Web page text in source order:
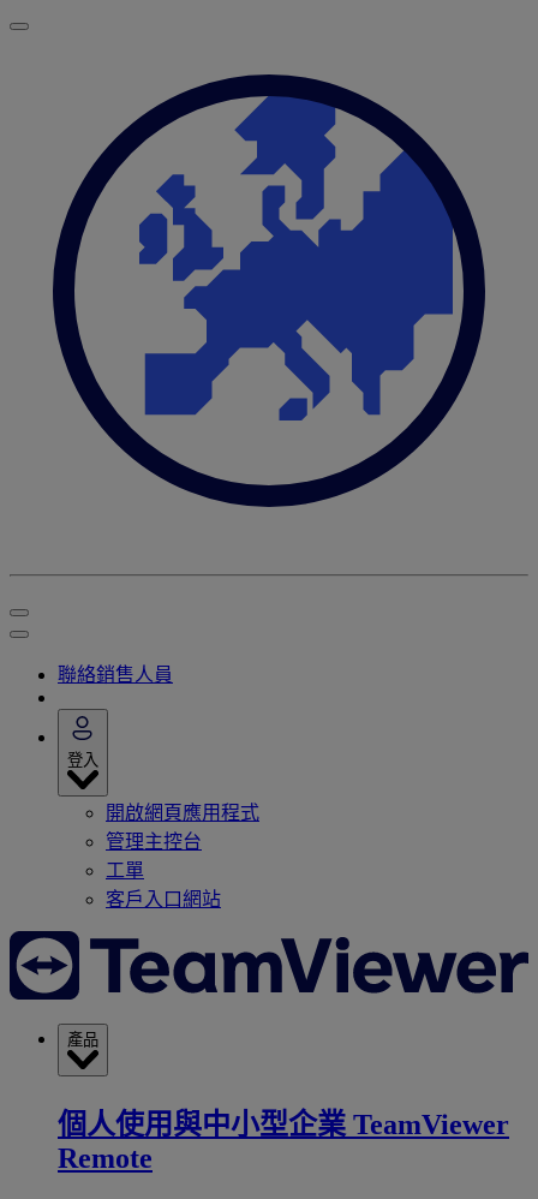
聯絡銷售人員
登入
開啟網頁應用程式
管理主控台
工單
客戶入口網站
產品
個人使用與中小型企業 TeamViewer
Remote